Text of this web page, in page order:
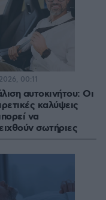
αυτοκινήτου: Οι
καλύψεις
να
σωτήριες
00:11